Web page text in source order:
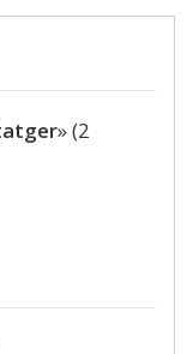
» (2